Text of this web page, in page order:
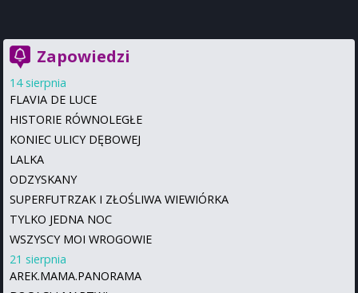
Zapowiedzi
14 sierpnia
FLAVIA DE LUCE
HISTORIE RÓWNOLEGŁE
KONIEC ULICY DĘBOWEJ
LALKA
ODZYSKANY
SUPERFUTRZAK I ZŁOŚLIWA WIEWIÓRKA
TYLKO JEDNA NOC
WSZYSCY MOI WROGOWIE
21 sierpnia
AREK.MAMA.PANORAMA